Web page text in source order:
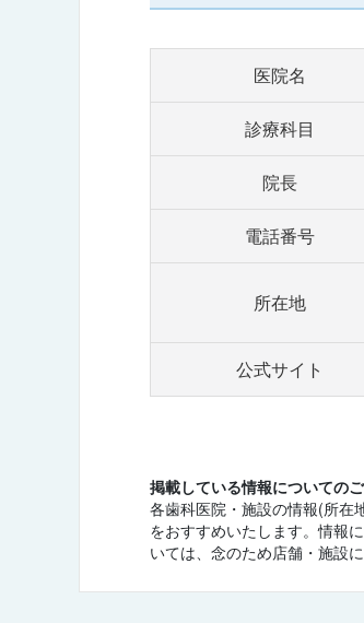
医院名
診療科目
院長
電話番号
所在地
公式サイト
掲載している情報についての
各歯科医院・施設の情報(所在
をおすすめいたします。情報
いては、念のため店舗・施設